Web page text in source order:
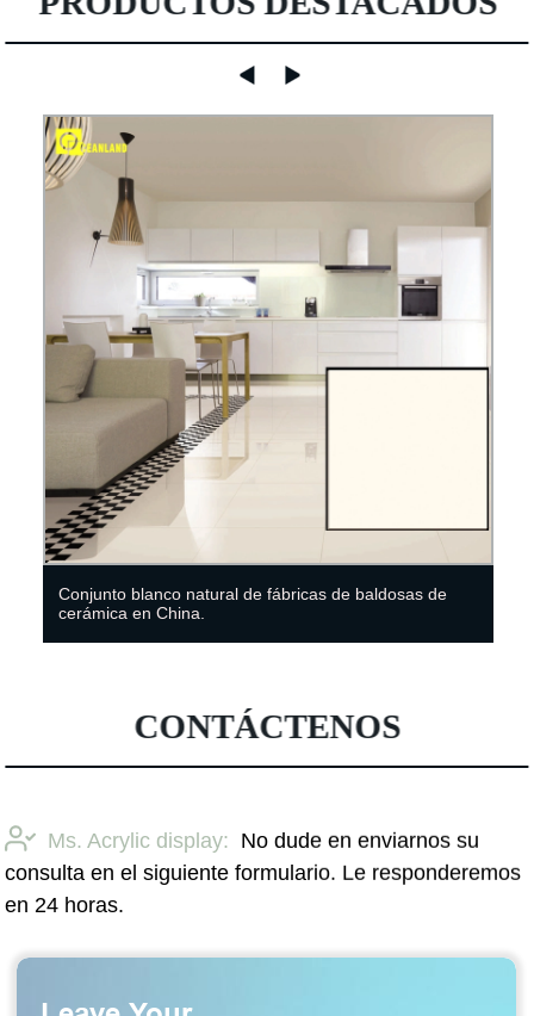
Conjunto blanco natural de fábricas de baldosas de
cerámica en China.
CONTÁCTENOS
Ms. Acrylic display: No dude en enviarnos su
consulta en el siguiente formulario. Le responderemos
en 24 horas.